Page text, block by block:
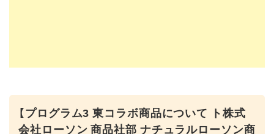
【プログラム3 東コラボ商品について ト株式
会社ローソン 商品社部 ナチュラルローソン商